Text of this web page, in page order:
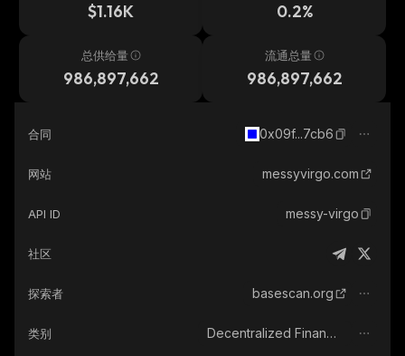
$1.16K 0.2%
总供给量
986,897,662
流通总量
986,897,662
合同 0x09f...7cb6
网站 messyvirgo.com
API ID messy-virgo
社区
探索者 basescan.org
类别 Decentralized Finance (DeFi)